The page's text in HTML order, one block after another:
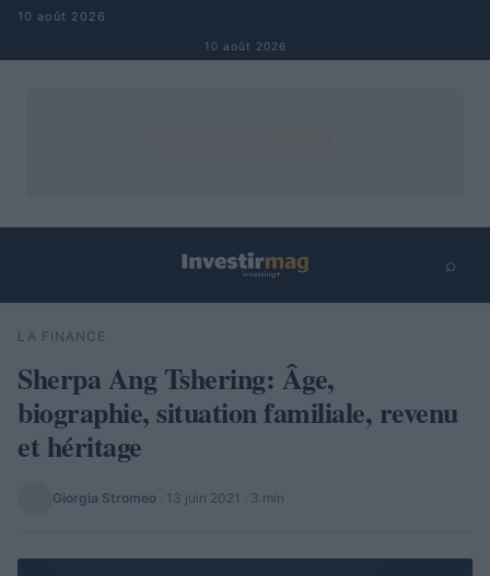
Aller au contenu
10 août 2026
10 août 2026
⌕
Rechercher
LA FINANCE
Sherpa Ang Tshering: Âge,
biographie, situation familiale, revenu
et héritage
Giorgia Stromeo · 13 juin 2021 · 3 min